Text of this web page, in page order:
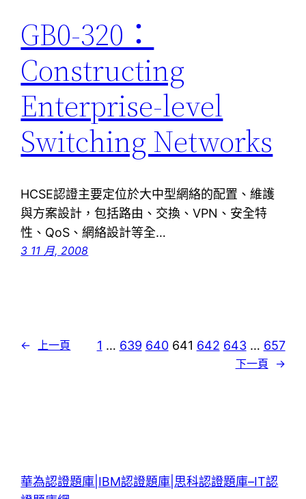
GB0-320：
Constructing
Enterprise-level
Switching Networks
HCSE認證主要定位於大中型網絡的配置、維護
與方案設計，包括路由、交換、VPN、安全特
性、QoS、網絡設計等全…
3 11 月, 2008
← 上一頁 1 … 639 640 641 642 643 … 657
下一頁 →
華為認證題庫|IBM認證題庫|思科認證題庫–IT認